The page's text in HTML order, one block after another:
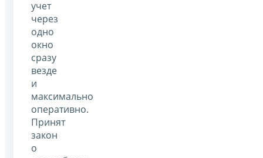
учет
через
одно
окно
сразу
везде
и
максимально
оперативно.
Принят
закон
о